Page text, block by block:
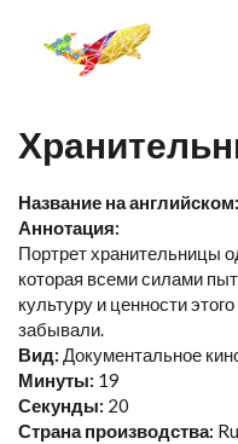
Название на английском:
Аннотация:
Портрет хранительницы
которая всеми силами
культуру и ценности
забывали.
Вид: Документальное
Минуты: 19
Секунды: 20
Страна производства: